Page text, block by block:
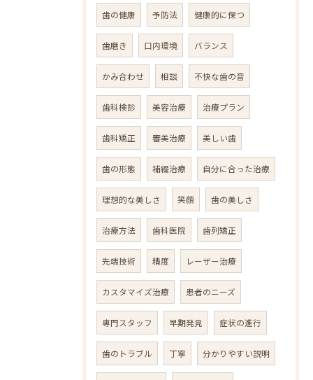
歯の健康 予防法 健康的に保つ
歯磨き 口内環境 バランス
かみ合わせ 相談 不快な歯の音
歯科検診 美容治療 治療プラン
歯科矯正 審美治療 美しい歯
歯の形態 補綴治療 自分に合った治療
理想的な美しさ 笑顔 歯の美しさ
治療方法 歯科医院 歯列矯正
先端技術 精度 レーザー治療
カスタマイズ治療 患者のニーズ
専門スタッフ 早期発見 症状の進行
歯のトラブル 丁寧 分かりやすい説明